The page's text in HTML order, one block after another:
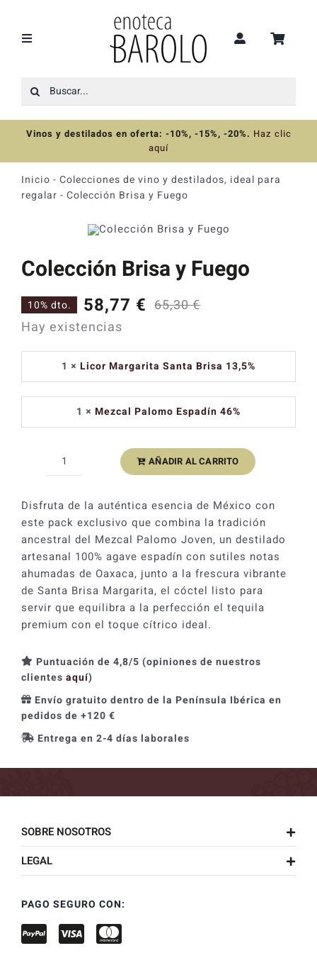
contenido
Toggle
Recomendaciones
Ofertas
Colecciones
Catas y Actividades
Buscar:
Vinos y destilados en oferta: -10%, -15%, -20%. Haz clic
aquí
Inicio - Colecciones de vino y destilados, ideal para
regalar - Colección Brisa y Fuego
Colección Brisa y Fuego
65,30€
original
era:
65,30 €.
58,77 €
actual
es:
58,77 €.
10% dto.
Hay existencias
1 × Licor Margarita Santa Brisa 13,5%
1 × Mezcal Palomo Espadín 46%
Colección
y
Fuego
cantidad
AÑADIR AL CARRITO
Disfruta de la auténtica esencia de México con
este pack exclusivo que combina la tradición
ancestral del Mezcal Palomo Joven, un destilado
artesanal 100% agave espadín con sutiles notas
ahumadas de Oaxaca, junto a la frescura vibrante
de Santa Brisa Margarita, el cóctel listo para
servir que equilibra a la perfección el tequila
premium con el toque cítrico ideal.
Puntuación de 4,8/5 (opiniones de nuestros
clientes aquí)
Envío gratuito dentro de la Península Ibérica en
pedidos de +120 €
Entrega en 2-4 días laborales
SOBRE NOSOTROS
LEGAL
PAGO SEGURO CON: